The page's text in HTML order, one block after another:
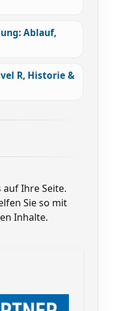
Ablauf,
R, Historie &
auf Ihre Seite.
Sie so mit
Inhalte.